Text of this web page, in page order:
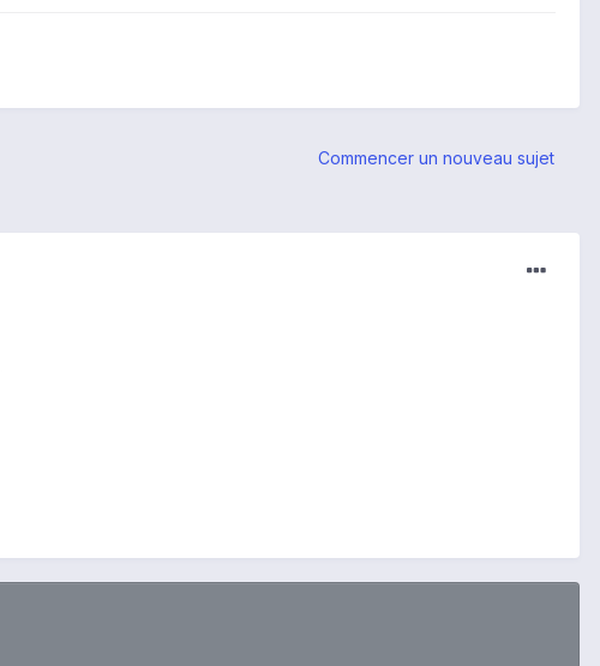
Commencer un nouveau sujet